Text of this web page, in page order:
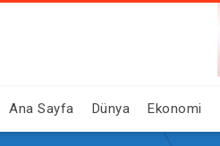
Ana Sayfa Dünya Ekonomi